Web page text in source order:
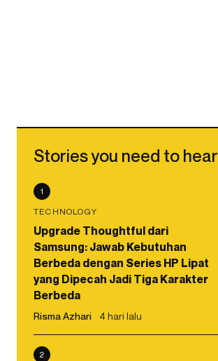
Stories you need to hear
1
TECHNOLOGY
Upgrade Thoughtful dari
Samsung: Jawab Kebutuhan
Berbeda dengan Series HP Lipat
yang Dipecah Jadi Tiga Karakter
Berbeda
Risma Azhari 4 hari lalu
2